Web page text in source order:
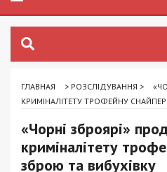
ГЛАВНАЯ > РОЗСЛІДУВАННЯ >
КРИМІНАЛІТЕТУ ТРОФЕЙНУ
«Чорні зброярі»
криміналітету
зброю та вибухівку